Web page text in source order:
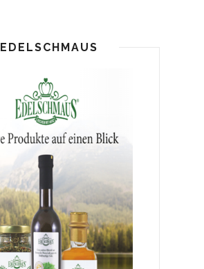
EDELSCHMAUS